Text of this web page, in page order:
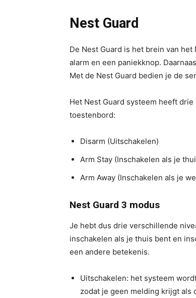
Nest Guard
De Nest Guard is het brein van
alarm en een paniekknop.
Met de Nest Guard bedien je de
Het Nest Guard systeem heeft
toestenbord:
Disarm (Uitschakelen)
Arm Stay (Inschakelen als je
Arm Away (Inschakelen als je
Nest Guard 3 modus
Je hebt dus drie verschillende
inschakelen als je thuis bent en
een andere betekenis.
Uitschakelen: het systeem
zodat je geen melding krijgt als